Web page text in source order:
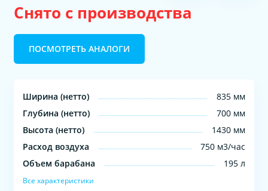
Снято с производства
ПОСМОТРЕТЬ АНАЛОГИ
Ширина (нетто)
835 мм
Глубина (нетто)
700 мм
Высота (нетто)
1430 мм
Расход воздуха
750 м3/час
Объем барабана
195 л
Все характеристики